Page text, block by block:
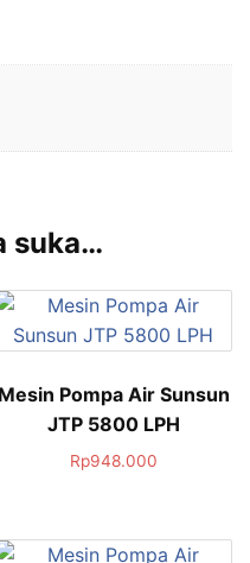
suka…
Mesin Pompa Air Sunsun
JTP 5800 LPH
Rp948.000